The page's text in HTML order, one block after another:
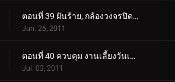
ตอนที่ 39 ฝันร้าย, กล้องวงจรปิด, อังค์โต้กลับ
Jun. 26, 2011
ตอนที่ 40 ควบคุม งานเลี้ยงวันเกิด อังค์หายตัวไป
Jul. 03, 2011